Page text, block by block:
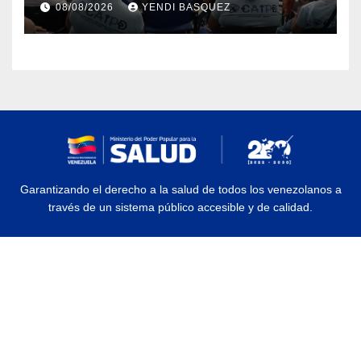
discapacidad
08/08/2026 YENDI BASQUEZ
Garantizando el derecho a la salud de todos los venezolanos a
través de un sistema público accesible y de calidad.